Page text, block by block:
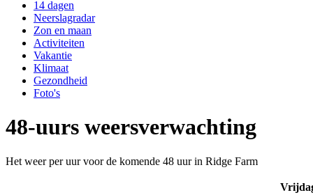
14 dagen
Neerslagradar
Zon en maan
Activiteiten
Vakantie
Klimaat
Gezondheid
Foto's
48-uurs weersverwachting
Het weer per uur voor de komende 48 uur in Ridge Farm